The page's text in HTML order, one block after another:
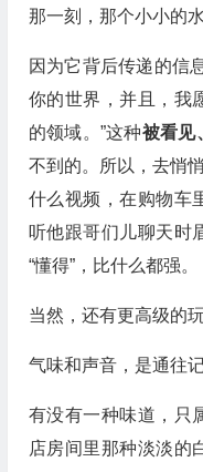
那一刻，那个小小的
因为它背后传递的信
你的世界，并且，我
的领域。”这种被看见
不到的。所以，去悄
什么视频，在购物车
听他跟哥们儿聊天时
“懂得”，比什么都强。
当然，还有更高级的
气味和声音，是通往
有没有一种味道，只
店房间里那种淡淡的